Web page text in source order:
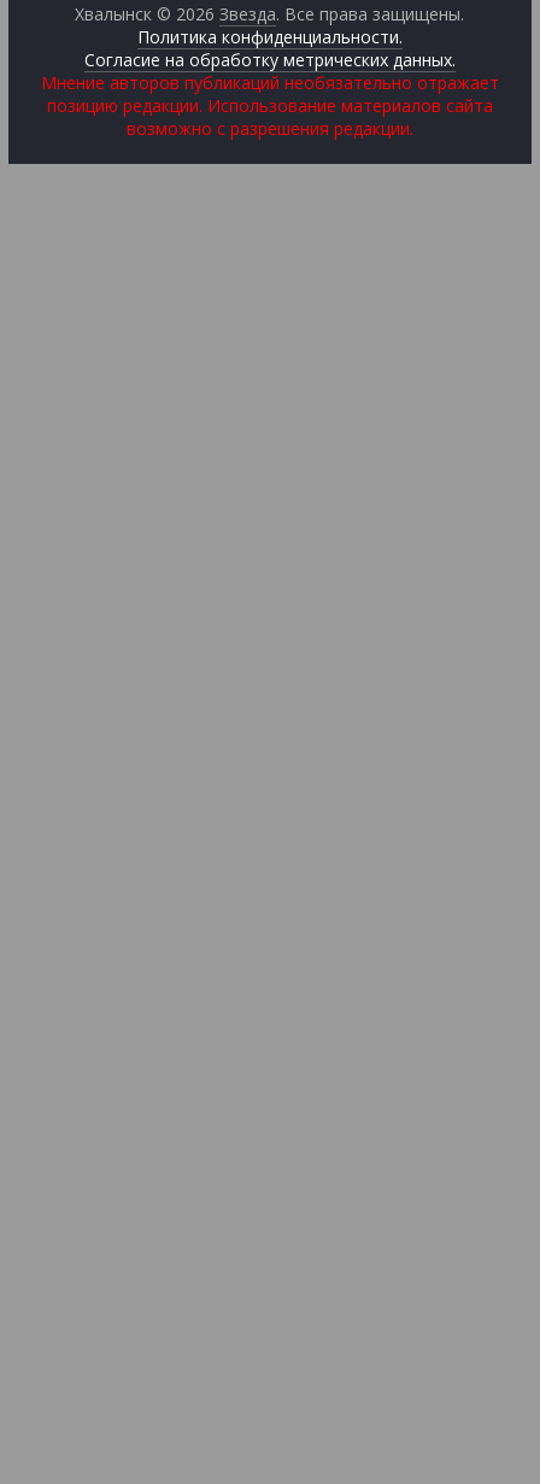
Хвалынск © 2026Звезда. Все права защищены.
Политика конфиденциальности.
Согласие на обработку метрических данных.
Мнение авторов публикаций необязательно отражает
позицию редакции. Использование материалов сайта
возможно с разрешения редакции.